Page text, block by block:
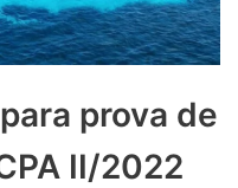
prova de
II/2022